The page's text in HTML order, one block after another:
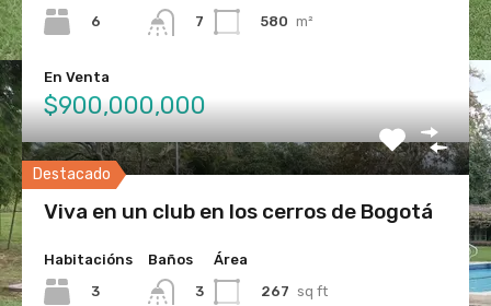
6
7
580 m²
En Venta
$900,000,000
Destacado
Viva en un club en los cerros de Bogotá
Habitacións
3
Baños
3
Área
267 sq ft